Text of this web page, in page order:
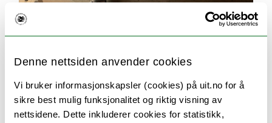
Denne nettsiden anvender cookies
Vi bruker informasjonskapsler (cookies) på uit.no for å
sikre best mulig funksjonalitet og riktig visning av
nettsidene. Dette inkluderer cookies for statistikk,
Søking og opptak
søknadsprosessen. For eksempel hvilken
dokumentasjon du må sende inn, når du får svar
på søknaden og når studiene starter.